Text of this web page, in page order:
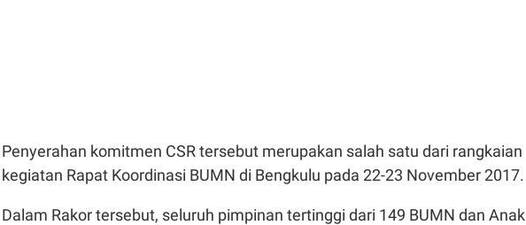
Penyerahan komitmen CSR tersebut merupakan salah satu dari rangkaian
kegiatan Rapat Koordinasi BUMN di Bengkulu pada 22-23 November 2017.
Dalam Rakor tersebut, seluruh pimpinan tertinggi dari 149 BUMN dan Anak